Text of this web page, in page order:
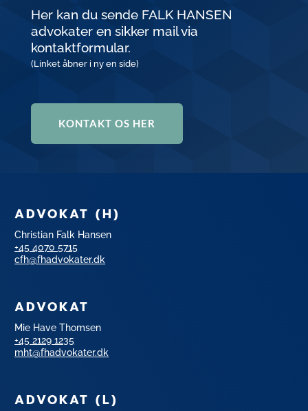
Her kan du sende FALK HANSEN
advokater en sikker mail via
kontaktformular.
(Linket åbner i ny en side)
KONTAKT OS HER
ADVOKAT (H)
Christian Falk Hansen
+45 4070 5715
cfh@fhadvokater.dk
ADVOKAT
Mie Have Thomsen
+45 2129 1235
mht@fhadvokater.dk
ADVOKAT (L)